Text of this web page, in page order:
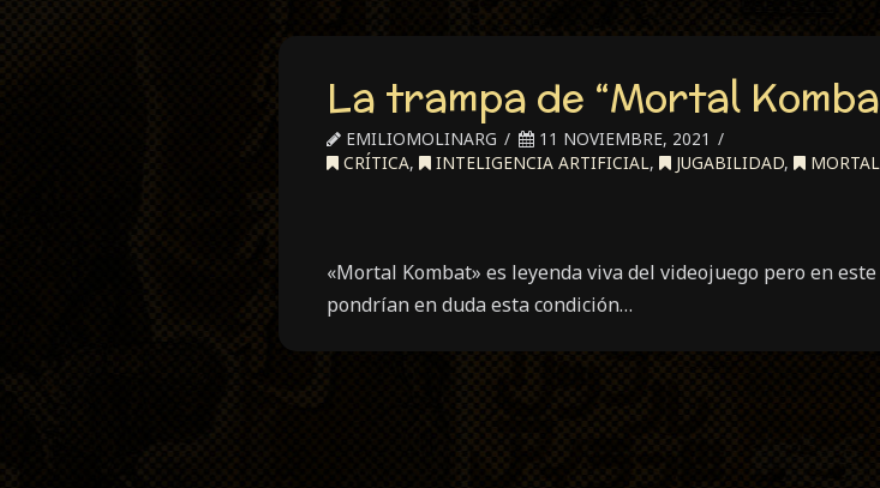
La trampa de “Mortal
EMILIOMOLINARG
11 NOVIEMBRE, 2021
CRÍTICA, INTELIGENCIA ARTIFICIAL, JUGABILIDAD,
«Mortal Kombat» es leyenda viva del videojuego pero en
pondrían en duda esta condición…